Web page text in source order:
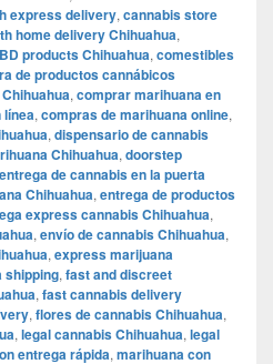
express delivery, cannabis store
home delivery Chihuahua,
products Chihuahua, comestibles
de productos cannábicos
, comprar marihuana en
línea, compras de marihuana online,
, dispensario de cannabis
Chihuahua, doorstep
entrega de cannabis en la puerta
Chihuahua, entrega de productos
express cannabis Chihuahua,
, envío de cannabis Chihuahua,
, express marijuana
shipping, fast and discreet
, fast cannabis delivery
, flores de cannabis Chihuahua,
, legal cannabis Chihuahua, legal
entrega rápida, marihuana con